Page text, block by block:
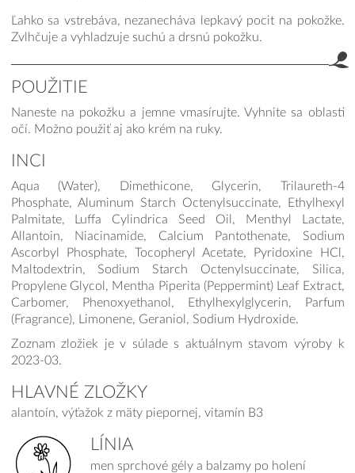
Ľahko sa vstrebáva, nezanecháva lepkavý pocit na pokožke.
Zvlhčuje a vyhladzuje suchú a drsnú pokožku.
POUŽITIE
Naneste na pokožku a jemne vmasírujte. Vyhnite sa oblasti
očí. Možno použiť aj ako krém na ruky.
INCI
Aqua (Water), Dimethicone, Glycerin, Trilaureth-4
Phosphate, Aluminum Starch Octenylsuccinate, Ethylhexyl
Palmitate, Luffa Cylindrica Seed Oil, Menthyl Lactate,
Allantoin, Niacinamide, Calcium Pantothenate, Sodium
Ascorbyl Phosphate, Tocopheryl Acetate, Pyridoxine HCl,
Maltodextrin, Sodium Starch Octenylsuccinate, Silica,
Propylene Glycol, Mentha Piperita (Peppermint) Leaf Extract,
Carbomer, Phenoxyethanol, Ethylhexylglycerin, Parfum
(Fragrance), Limonene, Geraniol, Sodium Hydroxide.
Zoznam zložiek je v súlade s aktuálnym stavom výroby k
2023-03.
HLAVNÉ ZLOŽKY
alantoín, výťažok z mäty piepornej, vitamín B3
LÍNIA
men sprchové gély a balzamy po holení